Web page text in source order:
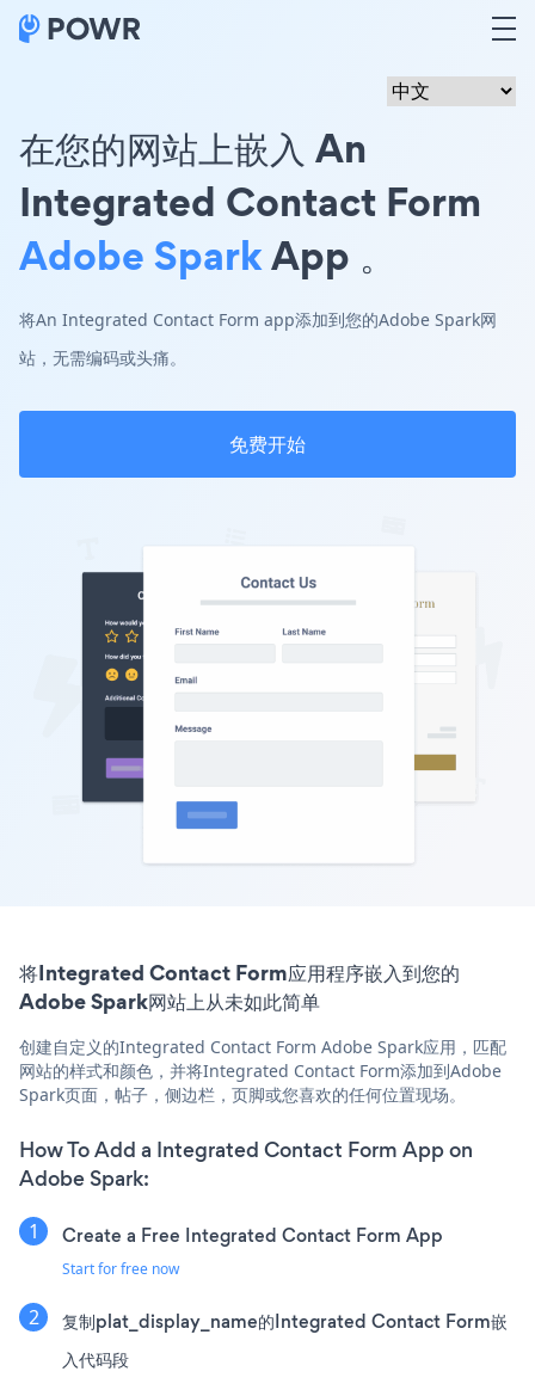
在您的网站上嵌入 An
Integrated Contact Form
Adobe SparkApp 。
将An Integrated Contact Form app添加到您的Adobe Spark网
站，无需编码或头痛。
免费开始
将Integrated Contact Form应用程序嵌入到您的
Adobe Spark网站上从未如此简单
创建自定义的Integrated Contact Form Adobe Spark应用，匹配
网站的样式和颜色，并将Integrated Contact Form添加到Adobe
Spark页面，帖子，侧边栏，页脚或您喜欢的任何位置现场。
How To Add a Integrated Contact Form App on
Adobe Spark:
Create a Free Integrated Contact Form App
Start for free now
复制plat_display_name的Integrated Contact Form嵌
入代码段